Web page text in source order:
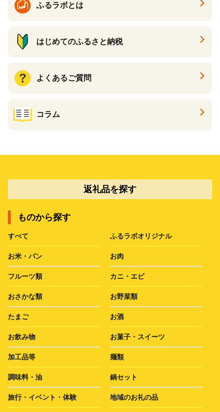
ふるラボとは
はじめてのふるさと納税
よくあるご質問
コラム
返礼品を探す
ものから探す
すべて ふるラボオリジナル
お米・パン お肉
フルーツ類 カニ・エビ
おさかな類 お野菜類
たまご お酒
お飲み物 お菓子・スイーツ
加工品等 麺類
調味料・油 鍋セット
旅行・イベント・体験 地域のお礼の品